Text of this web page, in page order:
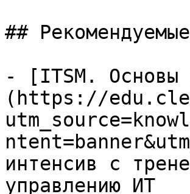
##
- [ITSM. Основы
(https://
интенсив с
управлению ИТ